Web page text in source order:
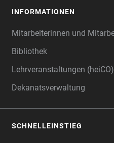
INFORMATIONEN
Mitarbeiterinnen und
Bibliothek
Lehrveranstaltungen (heiCO)
Dekanatsverwaltung
SCHNELLEINSTIEG